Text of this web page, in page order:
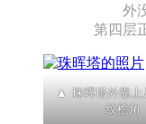
外
第四层
珠晖塔外靠上
纹檐角